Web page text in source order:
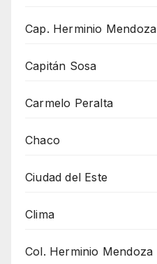
Cap. Herminio Mendoza
Capitán Sosa
Carmelo Peralta
Chaco
Ciudad del Este
Clima
Col. Herminio Mendoza